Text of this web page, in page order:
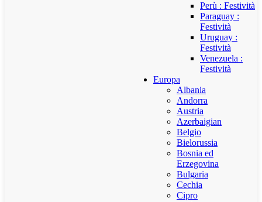
Perù : Festività
Paraguay :
Festività
Uruguay :
Festività
Venezuela :
Festività
Europa
Albania
Andorra
Austria
Azerbaigian
Belgio
Bielorussia
Bosnia ed
Erzegovina
Bulgaria
Cechia
Cipro